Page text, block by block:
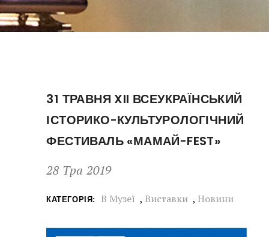
31 ТРАВНЯ XII ВСЕУКРАЇНСЬКИЙ
ІСТОРИКО-КУЛЬТУРОЛОГІЧНИЙ
ФЕСТИВАЛЬ «МАМАЙ-FEST»
28 Тра 2019
КАТЕГОРІЯ: В Музеї , Виставки , Новини